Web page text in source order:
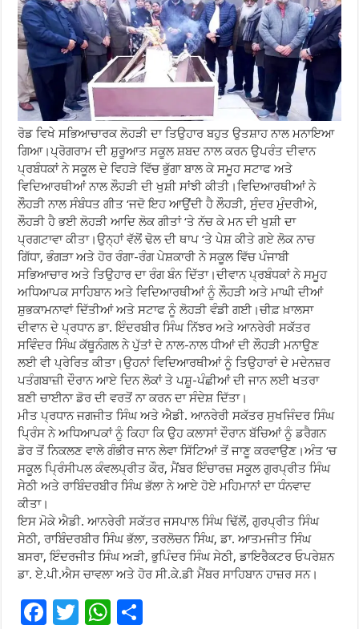
ਰੋਡ ਵਿਖੇ ਸਭਿਆਚਾਰਕ ਲੋਹੜੀ ਦਾ ਤਿਉਹਾਰ ਬਹੁਤ ਉਤਸ਼ਾਹ ਨਾਲ ਮਨਾਇਆ
ਗਿਆ।ਪ੍ਰੋਗਰਾਮ ਦੀ ਸ਼ੁਰੂਆਤ ਸਕੂਲ ਸ਼ਬਦ ਨਾਲ ਕਰਨ ਉਪਰੰਤ ਦੀਵਾਨ
ਪ੍ਰਬੰਧਕਾਂ ਨੇ ਸਕੂਲ ਦੇ ਵਿਹੜੇ ਵਿੱਚ ਭੁੱਗਾ ਬਾਲ ਕੇ ਸਮੂਹ ਸਟਾਫ ਅਤੇ
ਵਿਦਿਆਰਥੀਆਂ ਨਾਲ ਲੌਹੜੀ ਦੀ ਖੁਸ਼ੀ ਸਾਂਝੀ ਕੀਤੀ।ਵਿਦਿਆਰਥੀਆਂ ਨੇ
ਲੌਹੜੀ ਨਾਲ ਸੰਬੰਧਤ ਗੀਤ ‘ਜਦੋ ਇਹ ਆਉਂਦੀ ਹੈ ਲੌਹੜੀ, ਸੁੰਦਰ ਮੁੰਦਰੀਅੇ,
ਲੌਹੜੀ ਹੈ ਭਈ ਲੋਹੜੀ ਆਦਿ ਲੋਕ ਗੀਤਾਂ ‘ਤੇ ਨੱਚ ਕੇ ਮਨ ਦੀ ਖੁਸ਼ੀ ਦਾ
ਪ੍ਰਗਟਾਵਾ ਕੀਤਾ।ਉਨ੍ਹਾਂ ਵੱਲੋਂ ਢੋਲ ਦੀ ਥਾਪ ‘ਤੇ ਪੇਸ਼ ਕੀਤੇ ਗਏ ਲੋਕ ਨਾਚ
ਗਿੱਧਾ, ਭੰਗੜਾ ਅਤੇ ਹੋਰ ਰੰਗਾ-ਰੰਗ ਪੇਸ਼ਕਾਰੀ ਨੇ ਸਕੂਲ ਵਿੱਚ ਪੰਜਾਬੀ
ਸਭਿਆਚਾਰ ਅਤੇ ਤਿਉਹਾਰ ਦਾ ਰੰਗ ਬੰਨ ਦਿੱਤਾ।ਦੀਵਾਨ ਪ੍ਰਬੰਧਕਾਂ ਨੇ ਸਮੂਹ
ਅਧਿਆਪਕ ਸਾਹਿਬਾਨ ਅਤੇ ਵਿਦਿਆਰਥੀਆਂ ਨੂੰ ਲੌਹੜੀ ਅਤੇ ਮਾਘੀ ਦੀਆਂ
ਸ਼ੁਭਕਾਮਨਾਵਾਂ ਦਿੱਤੀਆਂ ਅਤੇ ਸਟਾਫ ਨੂੰ ਲੋਹੜੀ ਵੰਡੀ ਗਈ।ਚੀਫ਼ ਖ਼ਾਲਸਾ
ਦੀਵਾਨ ਦੇ ਪ੍ਰਧਾਨ ਡਾ. ਇੰਦਰਬੀਰ ਸਿੰਘ ਨਿੱਝਰ ਅਤੇ ਆਨਰੇਰੀ ਸਕੱਤਰ
ਸਵਿੰਦਰ ਸਿੰਘ ਕੱਥੂਨੰਗਲ ਨੇ ਪੁੱਤਾਂ ਦੇ ਨਾਲ-ਨਾਲ ਧੀਆਂ ਦੀ ਲੌਹੜੀ ਮਨਾਉਣ
ਲਈ ਵੀ ਪ੍ਰੇਰਿਤ ਕੀਤਾ।ਉਹਨਾਂ ਵਿਦਿਆਰਥੀਆਂ ਨੂੰ ਤਿਉਹਾਰਾਂ ਦੇ ਮਦੇਨਜ਼ਰ
ਪਤੰਗਬਾਜ਼ੀ ਦੌਰਾਨ ਆਏ ਦਿਨ ਲੋਕਾਂ ਤੇ ਪਸ਼ੂ-ਪੰਛੀਆਂ ਦੀ ਜਾਨ ਲਈ ਖਤਰਾ
ਬਣੀ ਚਾਈਨਾ ਡੋਰ ਦੀ ਵਰਤੋਂ ਨਾ ਕਰਨ ਦਾ ਸੰਦੇਸ਼ ਦਿੱਤਾ।
ਮੀਤ ਪ੍ਰਧਾਨ ਜਗਜੀਤ ਸਿੰਘ ਅਤੇ ਐਡੀ. ਆਨਰੇਰੀ ਸਕੱਤਰ ਸੁਖਜਿੰਦਰ ਸਿੰਘ
ਪ੍ਰਿੰਸ ਨੇ ਅਧਿਆਪਕਾਂ ਨੂੰ ਕਿਹਾ ਕਿ ਉਹ ਕਲਾਸਾਂ ਦੌਰਾਨ ਬੱਚਿਆਂ ਨੂੰ ਡਰੈਗਨ
ਡੋਰ ਤੋਂ ਨਿਕਲਣ ਵਾਲੇ ਗੰਭੀਰ ਜਾਨ ਲੇਵਾ ਸਿੱਟਿਆਂ ਤੋਂ ਜਾਣੂ ਕਰਵਾਉਣ।ਅੰਤ ‘ਚ
ਸਕੂਲ ਪ੍ਰਿੰਸੀਪਲ ਕੰਵਲਪ੍ਰੀਤ ਕੌਰ, ਮੈਂਬਰ ਇੰਚਾਰਜ਼ ਸਕੂਲ ਗੁਰਪ੍ਰੀਤ ਸਿੰਘ
ਸੇਠੀ ਅਤੇ ਰਾਬਿੰਦਰਬੀਰ ਸਿੰਘ ਭੱਲਾ ਨੇ ਆਏ ਹੋਏ ਮਹਿਮਾਨਾਂ ਦਾ ਧੰਨਵਾਦ
ਕੀਤਾ।
ਇਸ ਮੋਕੇ ਐਡੀ. ਆਨਰੇਰੀ ਸਕੱਤਰ ਜਸਪਾਲ ਸਿੰਘ ਢਿੱਲੋਂ, ਗੁਰਪ੍ਰੀਤ ਸਿੰਘ
ਸੇਠੀ, ਰਾਬਿੰਦਰਬੀਰ ਸਿੰਘ ਭੱਲਾ, ਤਰਲੋਚਨ ਸਿੰਘ, ਡਾ. ਆਤਮਜੀਤ ਸਿੰਘ
ਬਸਰਾ, ਇੰਦਰਜੀਤ ਸਿੰਘ ਅੜੀ, ਭੁਪਿੰਦਰ ਸਿੰਘ ਸੇਠੀ, ਡਾਇਰੈਕਟਰ ਓਪਰੇਸ਼ਨ
ਡਾ. ਏ.ਪੀ.ਐਸ ਚਾਵਲਾ ਅਤੇ ਹੋਰ ਸੀ.ਕੇ.ਡੀ ਮੈਂਬਰ ਸਾਹਿਬਾਨ ਹਾਜ਼ਰ ਸਨ।
F
T
W